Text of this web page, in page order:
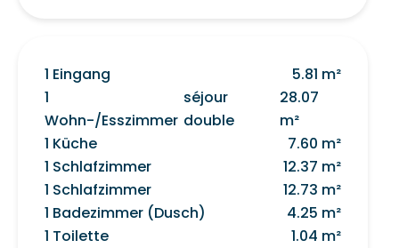
1 Eingang
5.81 m²
1
Wohn-/Esszimmer
séjour
double
28.07
m²
1 Küche
7.60 m²
1 Schlafzimmer
12.37 m²
1 Schlafzimmer
12.73 m²
1 Badezimmer (Dusch)
4.25 m²
1 Toilette
1.04 m²